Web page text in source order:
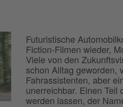
Futuristische
Fiction-Filmen wieder,
Viele von den
schon Alltag geworden,
Fahrassistenten, aber
unerreichbar. Einen
werden lassen, der